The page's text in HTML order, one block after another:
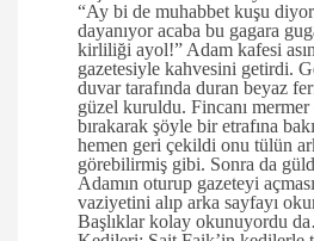
“Ay bi de muhabbet kuşu
dayanıyor acaba bu gagara
kirliliği ayol!” Adam kafesi
gazetesiyle kahvesini getirdi.
duvar tarafında duran beyaz
güzel kuruldu. Fincanı mermer
bırakarak şöyle bir etrafına
hemen geri çekildi onu tülün
görebilirmiş gibi. Sonra da
Adamın oturup gazeteyi
vaziyetini alıp arka sayfayı
Başlıklar kolay okunuyordu